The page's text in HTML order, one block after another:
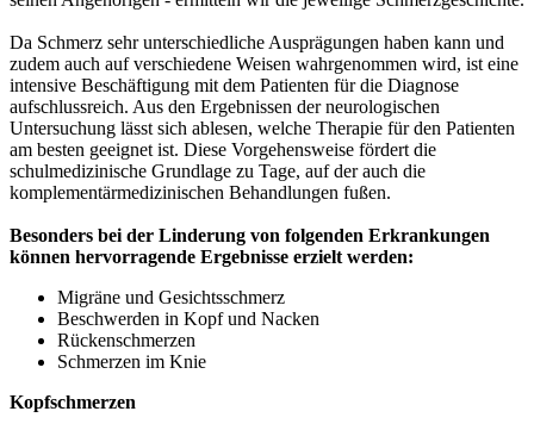
Da Schmerz sehr unterschiedliche Ausprägungen haben kann und
zudem auch auf verschiedene Weisen wahrgenommen wird, ist eine
intensive Beschäftigung mit dem Patienten für die Diagnose
aufschlussreich. Aus den Ergebnissen der neurologischen
Untersuchung lässt sich ablesen, welche Therapie für den Patienten
am besten geeignet ist. Diese Vorgehensweise fördert die
schulmedizinische Grundlage zu Tage, auf der auch die
komplementärmedizinischen Behandlungen fußen.
Besonders bei der Linderung von folgenden Erkrankungen
können hervorragende Ergebnisse erzielt werden:
Migräne und Gesichtsschmerz
Beschwerden in Kopf und Nacken
Rückenschmerzen
Schmerzen im Knie
Kopfschmerzen